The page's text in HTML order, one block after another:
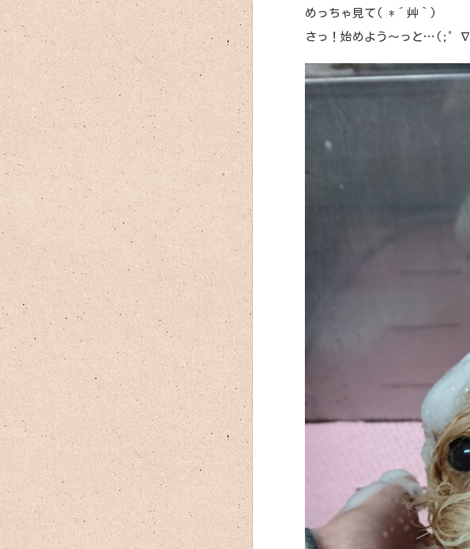
めっちゃ見て( *´艸｀)
さっ！始めよう～っと…(;゜